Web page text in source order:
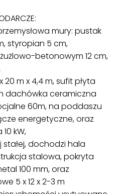
mury: pustak
styropian 5 cm,
betonowym 12 cm,
m x 4,4 m, sufit płyta
dachówka ceramiczna
60m, na poddaszu
energetyczne, oraz
kW,
dochodzi hala
stalowa, pokryta
100 mm, oraz
5 x 12 x 2-3 m